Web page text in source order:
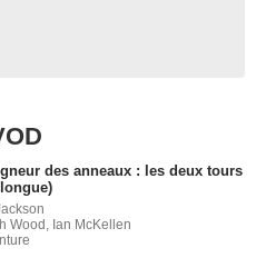
des anneaux : les deux tours
Wood, Ian McKellen